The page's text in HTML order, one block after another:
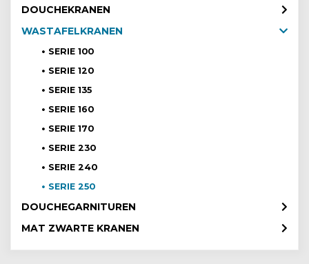
DOUCHEKRANEN
WASTAFELKRANEN
SERIE 100
SERIE 120
SERIE 135
SERIE 160
SERIE 170
SERIE 230
SERIE 240
SERIE 250
DOUCHEGARNITUREN
MAT ZWARTE KRANEN